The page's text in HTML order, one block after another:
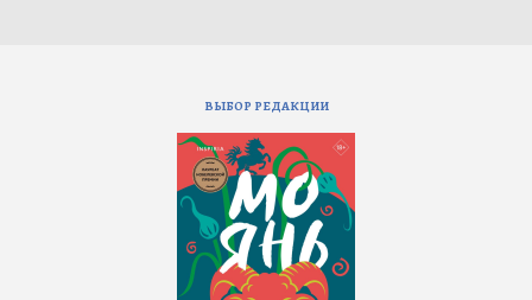
ВЫБОР РЕДАКЦИИ